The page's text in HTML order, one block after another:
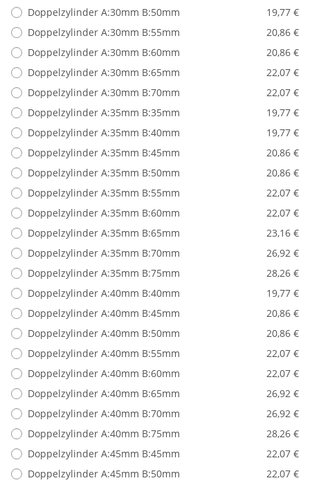
Doppelzylinder A:30mm B:50mm
19,77 €
Doppelzylinder A:30mm B:55mm
20,86 €
Doppelzylinder A:30mm B:60mm
20,86 €
Doppelzylinder A:30mm B:65mm
22,07 €
Doppelzylinder A:30mm B:70mm
22,07 €
Doppelzylinder A:35mm B:35mm
19,77 €
Doppelzylinder A:35mm B:40mm
19,77 €
Doppelzylinder A:35mm B:45mm
20,86 €
Doppelzylinder A:35mm B:50mm
20,86 €
Doppelzylinder A:35mm B:55mm
22,07 €
Doppelzylinder A:35mm B:60mm
22,07 €
Doppelzylinder A:35mm B:65mm
23,16 €
Doppelzylinder A:35mm B:70mm
26,92 €
Doppelzylinder A:35mm B:75mm
28,26 €
Doppelzylinder A:40mm B:40mm
19,77 €
Doppelzylinder A:40mm B:45mm
20,86 €
Doppelzylinder A:40mm B:50mm
20,86 €
Doppelzylinder A:40mm B:55mm
22,07 €
Doppelzylinder A:40mm B:60mm
22,07 €
Doppelzylinder A:40mm B:65mm
26,92 €
Doppelzylinder A:40mm B:70mm
26,92 €
Doppelzylinder A:40mm B:75mm
28,26 €
Doppelzylinder A:45mm B:45mm
22,07 €
Doppelzylinder A:45mm B:50mm
22,07 €